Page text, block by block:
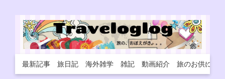
最新記事 旅日記 海外雑学 雑記 動画紹介 旅のお供に